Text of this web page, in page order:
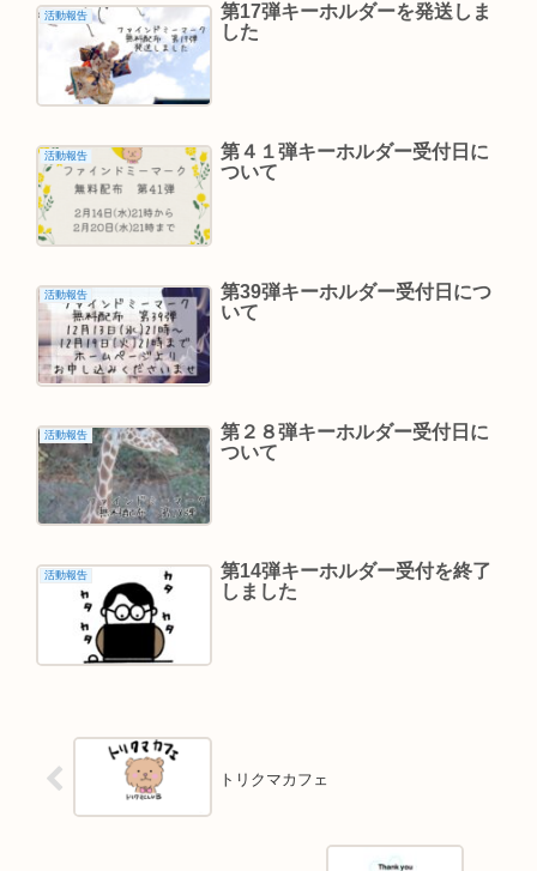
活動報告
第17弾キーホルダーを発送しま
した
活動報告
第４１弾キーホルダー受付日に
ついて
活動報告
第39弾キーホルダー受付日につ
いて
活動報告
第２８弾キーホルダー受付日に
ついて
活動報告
第14弾キーホルダー受付を終了
しました
トリクマカフェ